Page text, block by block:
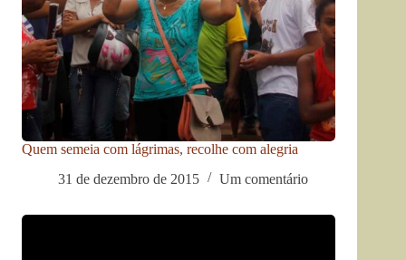
Quem semeia com lágrimas, recolhe com alegria
31 de dezembro de 2015
Um comentário